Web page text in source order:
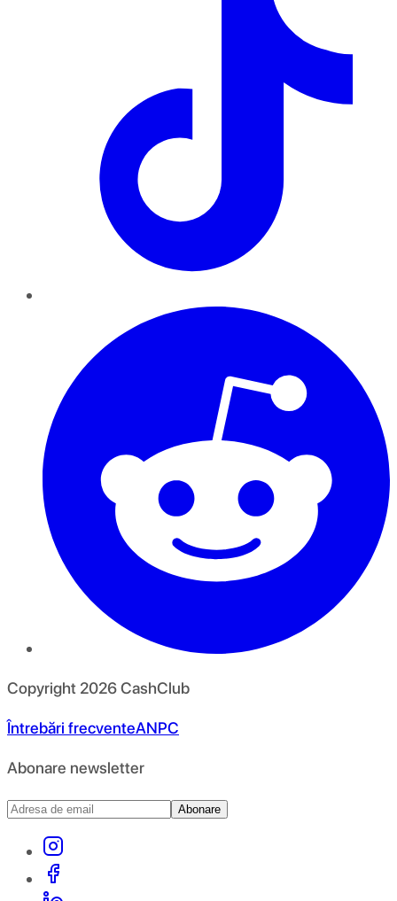
Copyright 2026CashClub
Întrebări frecventeANPC
Abonare newsletter
Abonare